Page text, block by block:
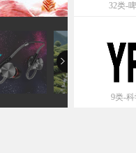
32类-
9类-